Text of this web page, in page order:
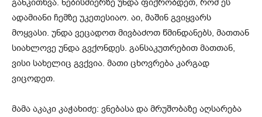
ადამიანი ჩემზე უკეთესიაო. აი, მაშინ გვიყვარს
მოყვასი. უნდა ვეცადოთ მივბაძოთ წმინდანებს, მათთან
სიახლოვე უნდა გვქონდეს. განსაკუთრებით მათთან,
ვისი სახელიც გვქვია. მათი ცხოვრება კარგად
ვიცოდეთ.
მამა აკაკი კაჭახიძე: ვნებასა და მრუშობაზე აღსარება